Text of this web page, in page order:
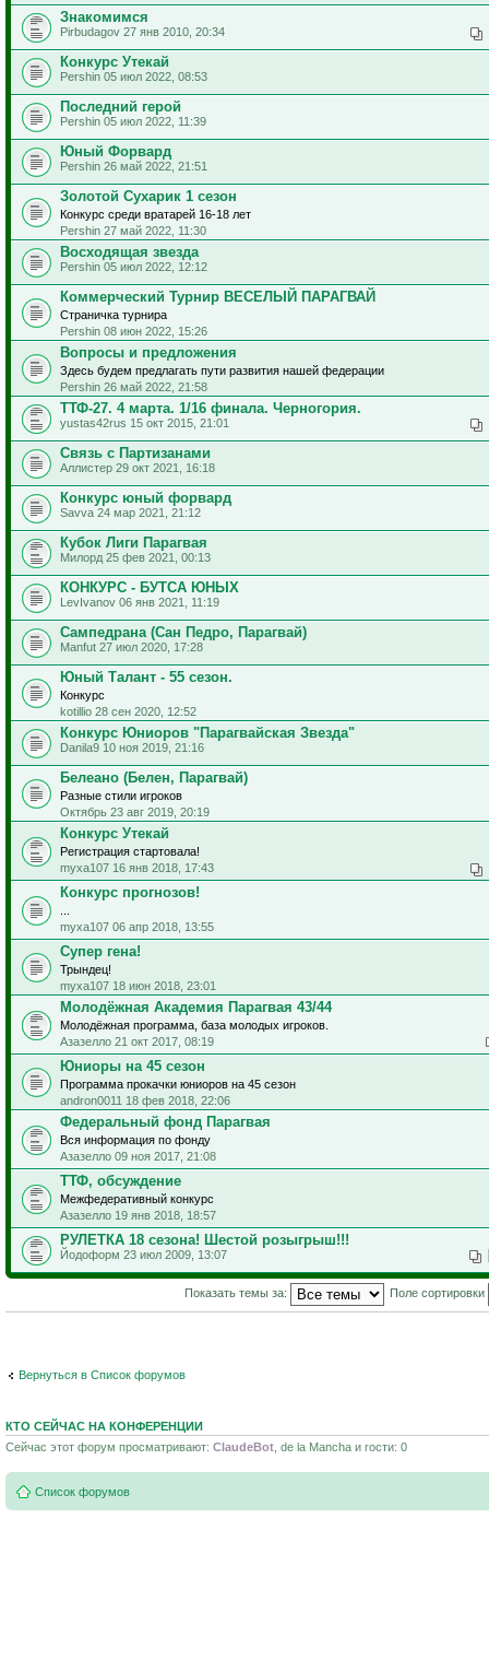
Знакомимся
Pirbudagov 27 янв 2010, 20:34
Конкурс Утекай
Pershin 05 июл 2022, 08:53
Последний герой
Pershin 05 июл 2022, 11:39
Юный Форвард
Pershin 26 май 2022, 21:51
Золотой Сухарик 1 сезон
Конкурс среди вратарей 16-18 лет
Pershin 27 май 2022, 11:30
Восходящая звезда
Pershin 05 июл 2022, 12:12
Коммерческий Турнир ВЕСЕЛЫЙ ПАРАГВАЙ
Страничка турнира
Pershin 08 июн 2022, 15:26
Вопросы и предложения
Здесь будем предлагать пути развития нашей федерации
Pershin 26 май 2022, 21:58
ТТФ-27. 4 марта. 1/16 финала. Черногория.
yustas42rus 15 окт 2015, 21:01
Связь с Партизанами
Аллистер 29 окт 2021, 16:18
Конкурс юный форвард
Savva 24 мар 2021, 21:12
Кубок Лиги Парагвая
Милорд 25 фев 2021, 00:13
КОНКУРС - БУТСА ЮНЫХ
LevIvanov 06 янв 2021, 11:19
Сампедрана (Сан Педро, Парагвай)
Manfut 27 июл 2020, 17:28
Юный Талант - 55 сезон.
Конкурс
kotillio 28 сен 2020, 12:52
Конкурс Юниоров "Парагвайская Звезда"
Danila9 10 ноя 2019, 21:16
Белеано (Белен, Парагвай)
Разные стили игроков
Октябрь 23 авг 2019, 20:19
Конкурс Утекай
Регистрация стартовала!
myxa107 16 янв 2018, 17:43
Конкурс прогнозов!
myxa107 06 апр 2018, 13:55
Супер гена!
Трындец!
myxa107 18 июн 2018, 23:01
Молодёжная Академия Парагвая 43/44
Молодёжная программа, база молодых игроков.
Азазелло 21 окт 2017, 08:19
Юниоры на 45 сезон
Программа прокачки юниоров на 45 сезон
andron0011 18 фев 2018, 22:06
Федеральный фонд Парагвая
Вся информация по фонду
Азазелло 09 ноя 2017, 21:08
ТТФ, обсуждение
Межфедеративный конкурс
Азазелло 19 янв 2018, 18:57
РУЛЕТКА 18 сезона! Шестой розыгрыш!!!
Йодоформ 23 июл 2009, 13:07
Показать темы за: Поле сортировки
Вернуться в Список форумов
КТО СЕЙЧАС НА КОНФЕРЕНЦИИ
Сейчас этот форум просматривают: ClaudeBot , de la Mancha и гости: 0
Список форумов